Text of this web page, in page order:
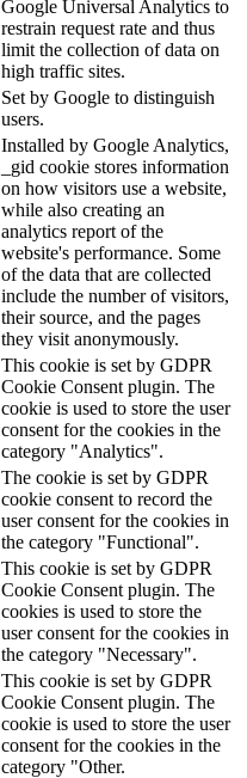
Google Universal Analytics to
restrain request rate and thus
limit the collection of data on
high traffic sites.
Set by Google to distinguish
users.
Installed by Google Analytics,
_gid cookie stores information
on how visitors use a website,
while also creating an
analytics report of the
website's performance. Some
of the data that are collected
include the number of visitors,
their source, and the pages
they visit anonymously.
This cookie is set by GDPR
Cookie Consent plugin. The
cookie is used to store the user
consent for the cookies in the
category "Analytics".
The cookie is set by GDPR
cookie consent to record the
user consent for the cookies in
the category "Functional".
This cookie is set by GDPR
Cookie Consent plugin. The
cookies is used to store the
user consent for the cookies in
the category "Necessary".
This cookie is set by GDPR
Cookie Consent plugin. The
cookie is used to store the user
consent for the cookies in the
category "Other.